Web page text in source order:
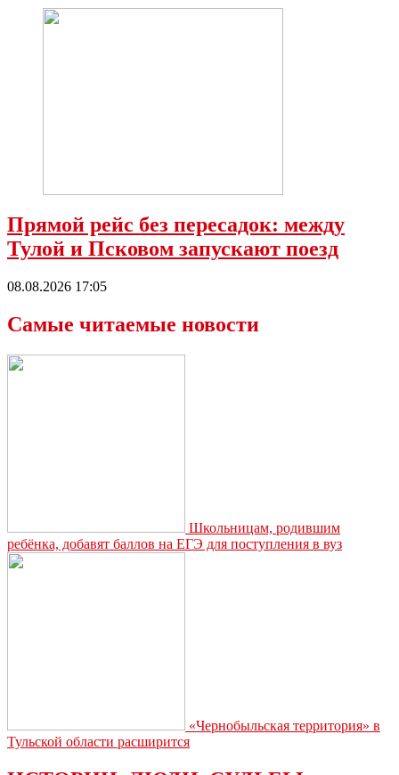
Прямой рейс без пересадок: между
Тулой и Псковом запускают поезд
08.08.2026 17:05
Самые читаемые новости
Школьницам, родившим
ребёнка, добавят баллов на ЕГЭ для поступления в вуз
«Чернобыльская территория» в
Тульской области расширится